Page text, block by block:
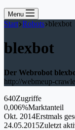
Menu
Start Robots blexbot
blexbot
Der Webrobot
http://webmeup-
640Zugriffe
0,006%Marktanteil
Okt. 2014Erstmals
24.05.2015Zuletzt